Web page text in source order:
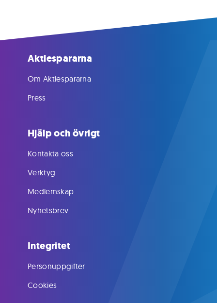
Aktiespararna
Om Aktiespararna
Press
Hjälp och övrigt
Kontakta oss
Verktyg
Medlemskap
Nyhetsbrev
Integritet
Personuppgifter
Cookies